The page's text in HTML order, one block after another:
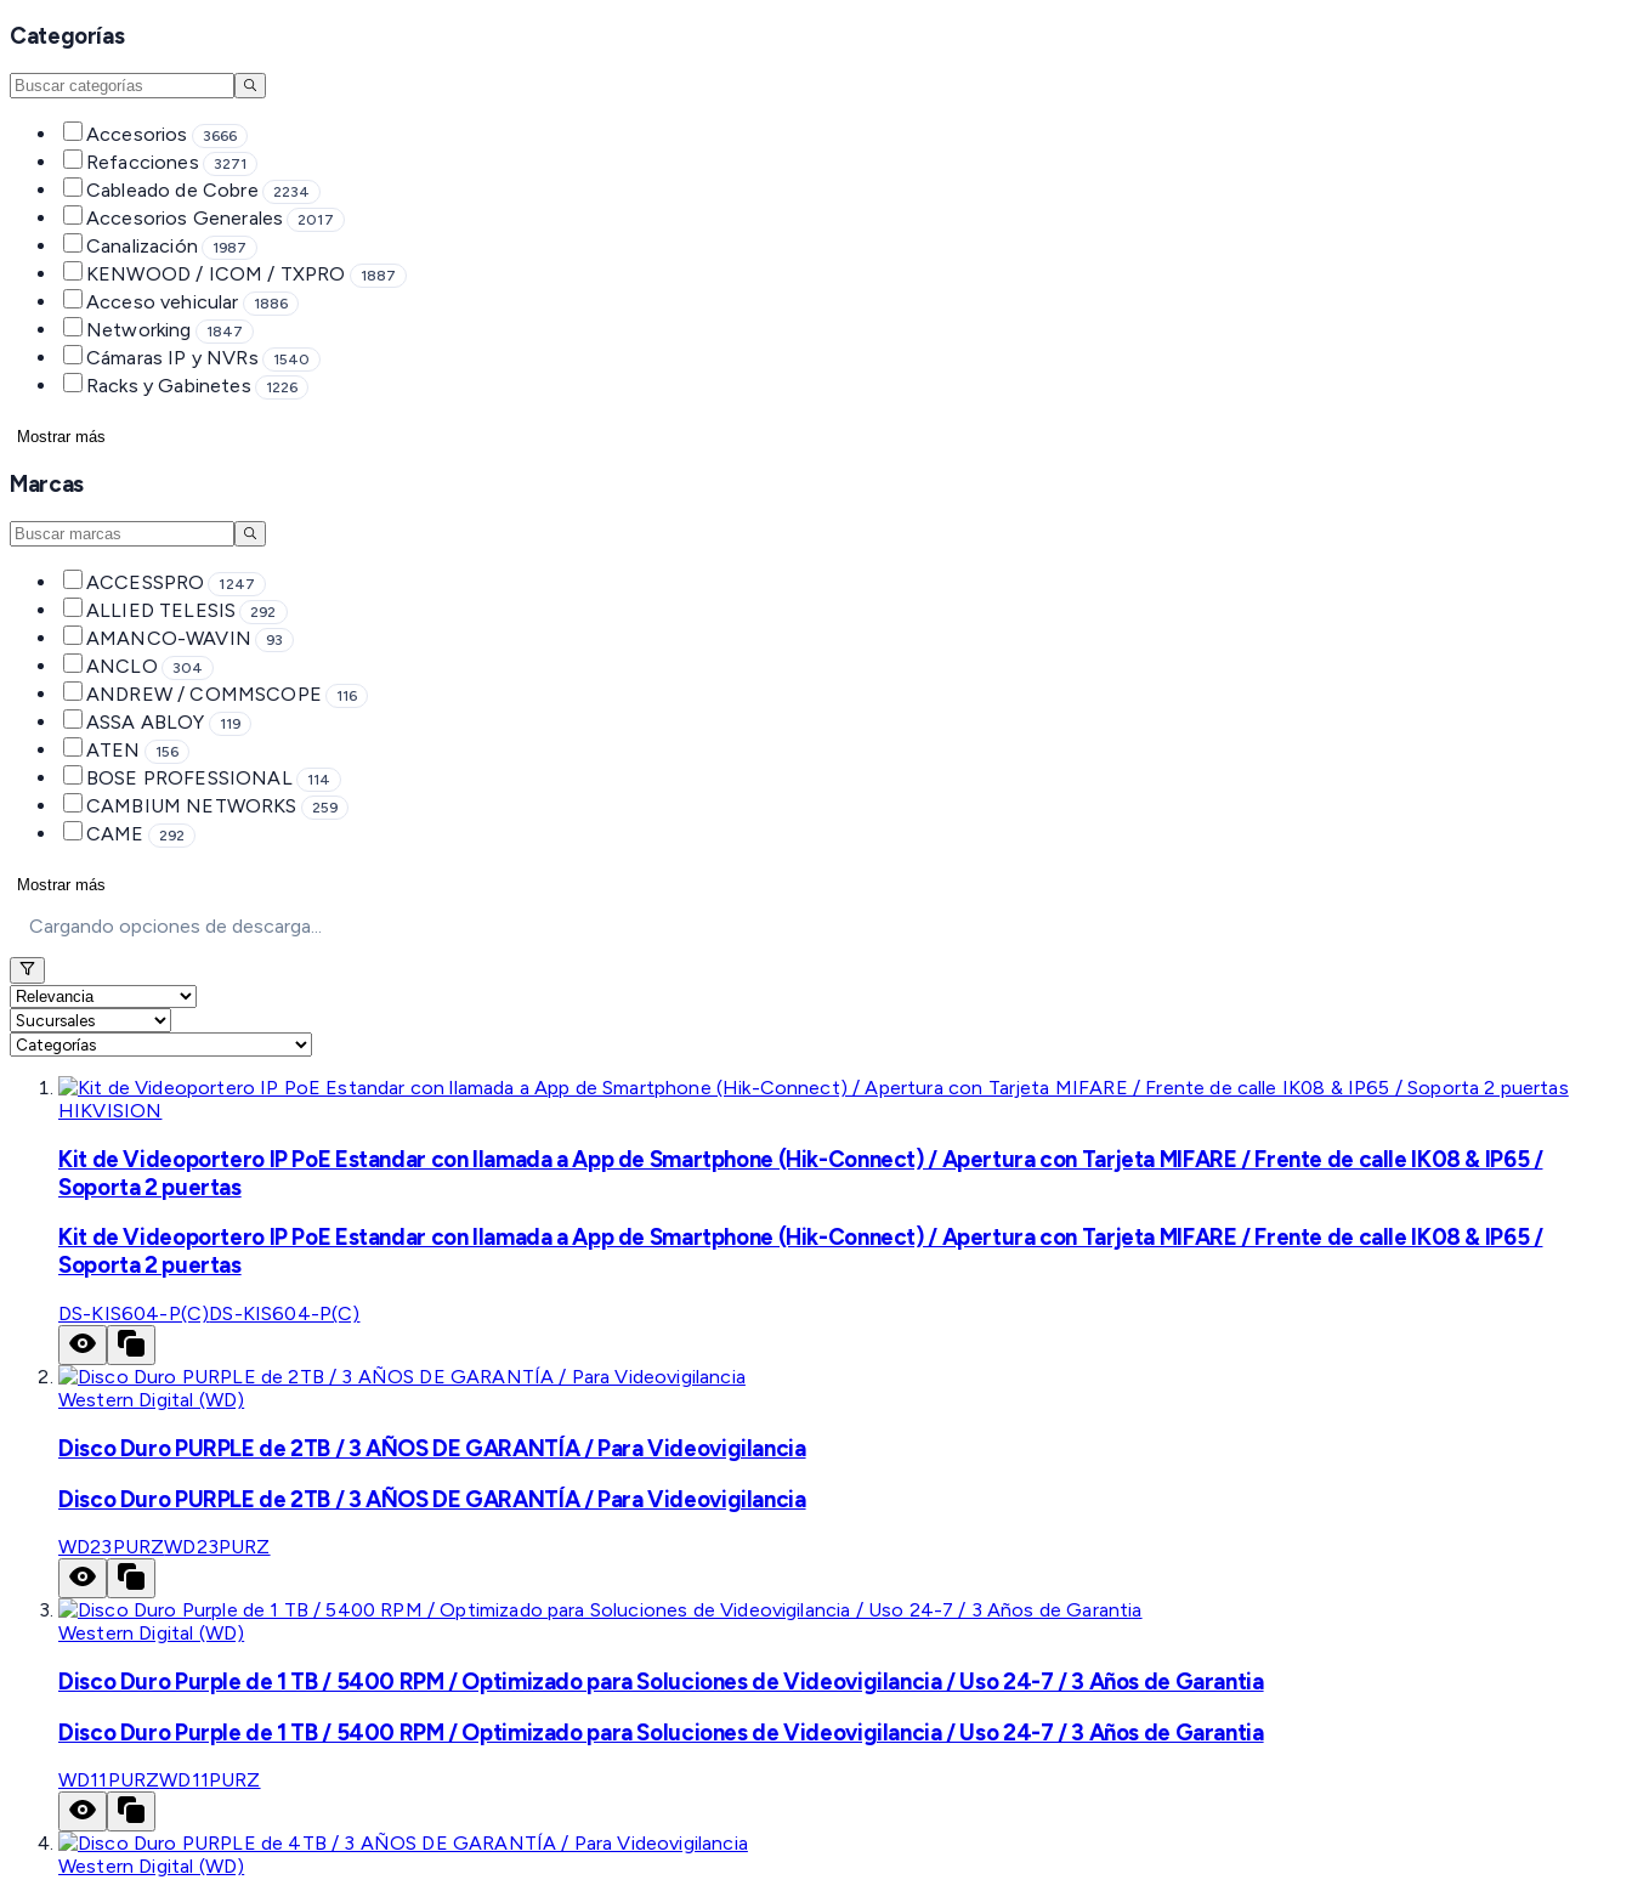
Categorías
Accesorios 3666
Refacciones 3271
Cableado de Cobre 2234
Accesorios Generales 2017
Canalización 1987
KENWOOD / ICOM / TXPRO 1887
Acceso vehicular 1886
Networking 1847
Cámaras IP y NVRs 1540
Racks y Gabinetes 1226
Mostrar más
Marcas
ACCESSPRO 1247
ALLIED TELESIS 292
AMANCO-WAVIN 93
ANCLO 304
ANDREW / COMMSCOPE 116
ASSA ABLOY 119
ATEN 156
BOSE PROFESSIONAL 114
CAMBIUM NETWORKS 259
CAME 292
Mostrar más
Cargando opciones de descarga...
HIKVISION
Kit de Videoportero IP PoE Estandar con llamada a App de Smartphone (Hik-Connect) / Apertura con Tarjeta MIFARE / Frente de calle IK08 & IP65 /
Soporta 2 puertas
Kit de Videoportero IP PoE Estandar con llamada a App de Smartphone (Hik-Connect) / Apertura con Tarjeta MIFARE / Frente de calle IK08 & IP65 /
Soporta 2 puertas
DS-KIS604-P(C)DS-KIS604-P(C)
Western Digital (WD)
Disco Duro PURPLE de 2TB / 3 AÑOS DE GARANTÍA / Para Videovigilancia
Disco Duro PURPLE de 2TB / 3 AÑOS DE GARANTÍA / Para Videovigilancia
WD23PURZWD23PURZ
Western Digital (WD)
Disco Duro Purple de 1 TB / 5400 RPM / Optimizado para Soluciones de Videovigilancia / Uso 24-7 / 3 Años de Garantia
Disco Duro Purple de 1 TB / 5400 RPM / Optimizado para Soluciones de Videovigilancia / Uso 24-7 / 3 Años de Garantia
WD11PURZWD11PURZ
Western Digital (WD)